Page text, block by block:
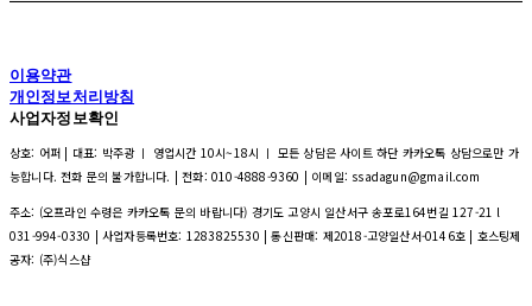
이용약관
개인정보처리방침
사업자정보확인
상호: 어퍼 | 대표: 박주광 ㅣ 영업시간 10시~18시 ㅣ 모든 상담은 사이트 하단 카카오톡 상담으로만 가
능합니다. 전화 문의 불가합니다. | 전화: 010-4888-9360 | 이메일: ssadagun@gmail.com
주소: (오프라인 수령은 카카오톡 문의 바랍니다) 경기도 고양시 일산서구 송포로164번길 127-21 l
031-994-0330 | 사업자등록번호: 1283825530 | 통신판매: 제2018-고양일산서-0146호 | 호스팅제
공자: (주)식스샵